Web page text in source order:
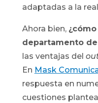
adaptadas a la
Ahora bien,
departamento
las ventajas del
En Mask
respuesta en
cuestiones